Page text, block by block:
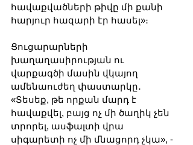
հավաքվածների թիվը մի քանի
հարյուր հազարի էր հասել»։
Ցուցարարների
խաղաղասիրության ու
վարքագծի մասին վկայող
ամենաուժեղ փաստարկը․
«Տեսեք, թե որքան մարդ է
հավաքվել, բայց ոչ մի ծաղիկ չեն
տրորել, ասֆալտի վրա
սիգարետի ոչ մի մնացորդ չկա», -